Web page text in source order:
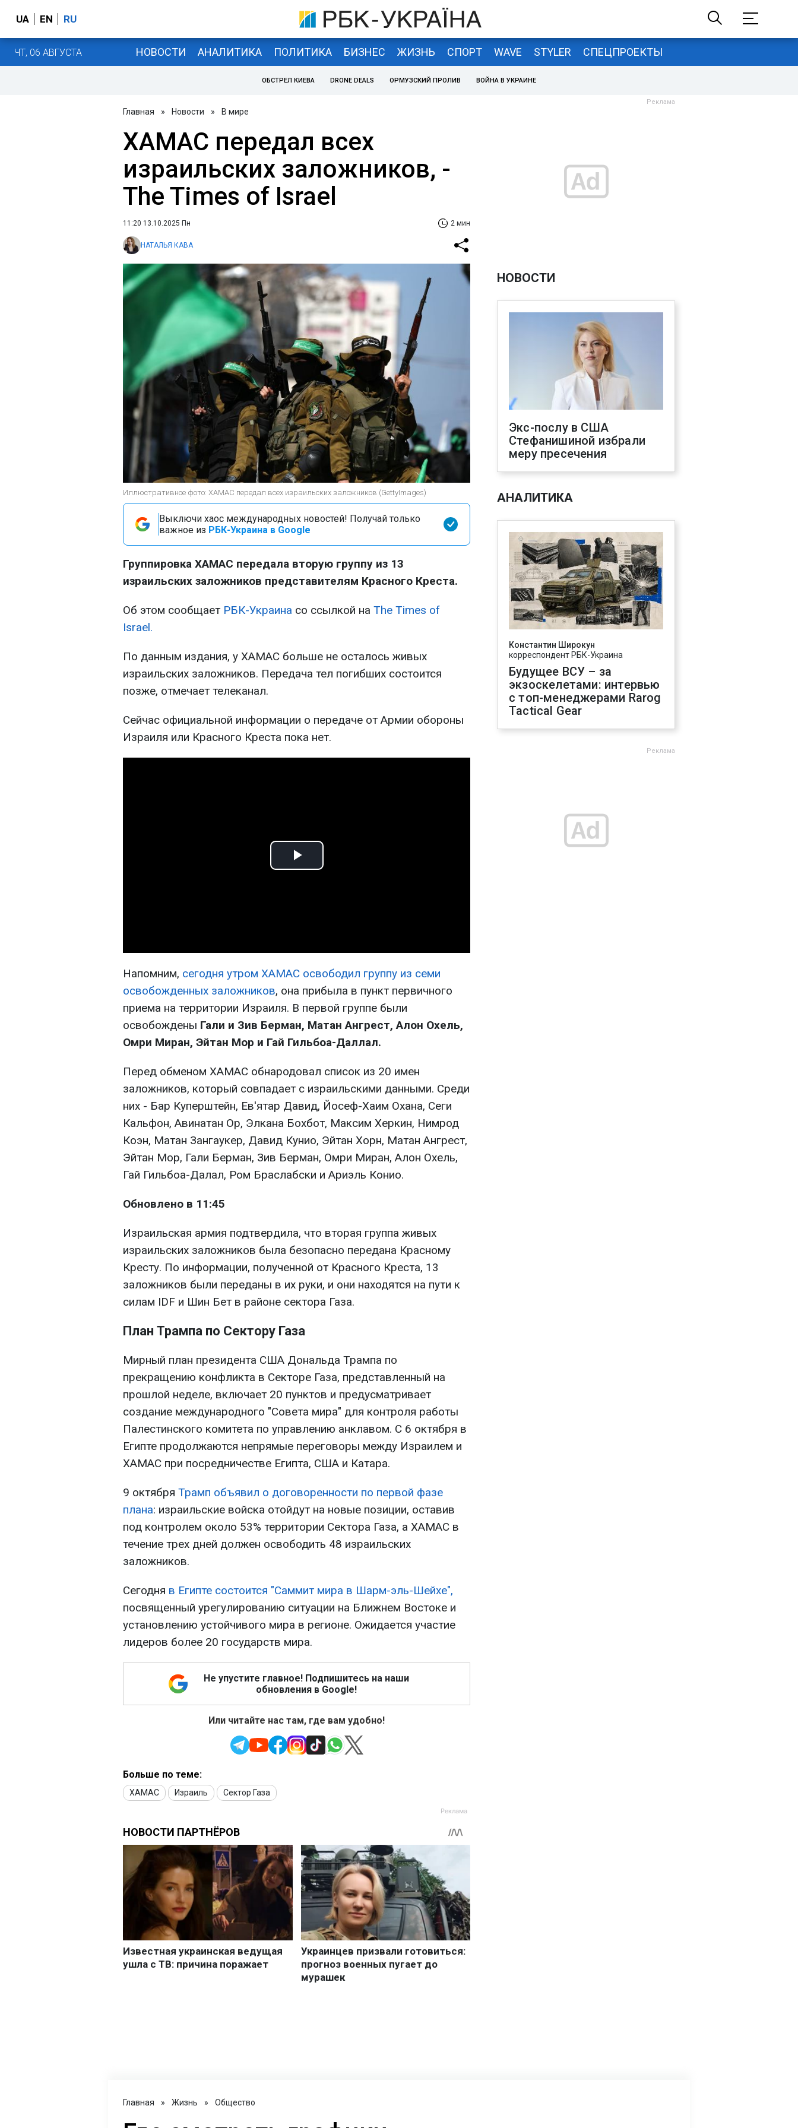
UA EN RU
ЧТ, 06 АВГУСТА НОВОСТИ АНАЛИТИКА ПОЛИТИКА БИЗНЕС ЖИЗНЬ СПОРТ WAVE STYLER СПЕЦПРОЕКТЫ
ОБСТРЕЛ КИЕВА DRONE DEALS ОРМУЗСКИЙ ПРОЛИВ ВОЙНА В УКРАИНЕ
Главная » Новости » В мире
ХАМАС передал всех
израильских заложников, -
The Times of Israel
11:20 13.10.2025 Пн 2 мин
НАТАЛЬЯ КАВА
Иллюстративное фото: ХАМАС передал всех израильских заложников (GettyImages)
Выключи хаос международных новостей! Получай только
важное из РБК-Украина в Google
Группировка ХАМАС передала вторую группу из 13
израильских заложников представителям Красного Креста.
Об этом сообщает РБК-Украина со ссылкой на The Times of
Israel.
По данным издания, у ХАМАС больше не осталось живых
израильских заложников. Передача тел погибших состоится
позже, отмечает телеканал.
Сейчас официальной информации о передаче от Армии обороны
Израиля или Красного Креста пока нет.
Play
Напомним, сегодня утром ХАМАС освободил группу из семи
освобожденных заложников, она прибыла в пункт первичного
приема на территории Израиля. В первой группе были
освобождены Гали и Зив Берман, Матан Ангрест, Алон Охель,
Омри Миран, Эйтан Мор и Гай Гильбоа-Даллал.
Перед обменом ХАМАС обнародовал список из 20 имен
заложников, который совпадает с израильскими данными. Среди
них - Бар Куперштейн, Ев'ятар Давид, Йосеф-Хаим Охана, Сеги
Кальфон, Авинатан Ор, Элкана Бохбот, Максим Херкин, Нимрод
Коэн, Матан Зангаукер, Давид Кунио, Эйтан Хорн, Матан Ангрест,
Эйтан Мор, Гали Берман, Зив Берман, Омри Миран, Алон Охель,
Гай Гильбоа-Далал, Ром Браслабски и Ариэль Конио.
Обновлено в 11:45
Израильская армия подтвердила, что вторая группа живых
израильских заложников была безопасно передана Красному
Кресту. По информации, полученной от Красного Креста, 13
заложников были переданы в их руки, и они находятся на пути к
силам IDF и Шин Бет в районе сектора Газа.
План Трампа по Сектору Газа
Мирный план президента США Дональда Трампа по
прекращению конфликта в Секторе Газа, представленный на
прошлой неделе, включает 20 пунктов и предусматривает
создание международного "Совета мира" для контроля работы
Палестинского комитета по управлению анклавом. С 6 октября в
Египте продолжаются непрямые переговоры между Израилем и
ХАМАС при посредничестве Египта, США и Катара.
9 октября Трамп объявил о договоренности по первой фазе
плана: израильские войска отойдут на новые позиции, оставив
под контролем около 53% территории Сектора Газа, а ХАМАС в
течение трех дней должен освободить 48 израильских
заложников.
Сегодня в Египте состоится "Саммит мира в Шарм-эль-Шейхе",
посвященный урегулированию ситуации на Ближнем Востоке и
установлению устойчивого мира в регионе. Ожидается участие
лидеров более 20 государств мира.
Не упустите главное! Подпишитесь на наши
обновления в Google!
Или читайте нас там, где вам удобно!
Больше по теме:
ХАМАС Израиль Сектор Газа
НОВОСТИ
Экс-послу в США
Стефанишиной избрали
меру пресечения
АНАЛИТИКА
Константин Широкун
корреспондент РБК-Украина
Будущее ВСУ – за
экзоскелетами: интервью
с топ-менеджерами Rarog
Tactical Gear
Главная » Жизнь » Общество